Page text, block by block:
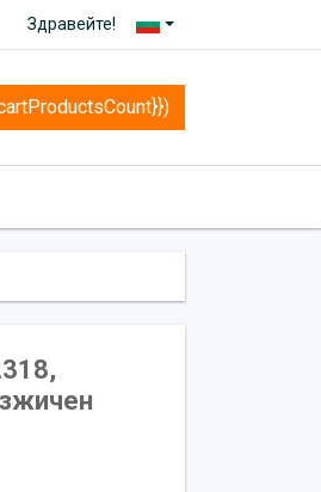
Здравейте!